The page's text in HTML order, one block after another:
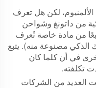
لكن هل تعرف
من داتونغ وشواحن
من مادة خاصة تُعرف
الذكي مصنوعة منه). يتبع
في أن كلما كان
تكلفته.
العديد من الشركات